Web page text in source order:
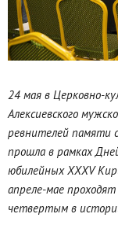
24 мая в Церковно-
Алексиевского
ревнителей памяти
прошла в рамках
юбилейных XXXV
апреле-мае
четвертым в